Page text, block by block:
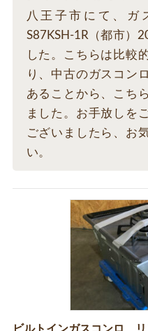
八王子市にて、
S87KSH-1R（都市）
した。こちらは比較
り、中古のガスコン
あることから、こち
ました。お手放しを
ございましたら、お
い。